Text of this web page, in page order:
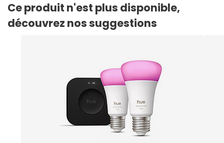
Ce produit n'est plus disponible,
découvrez nos suggestions